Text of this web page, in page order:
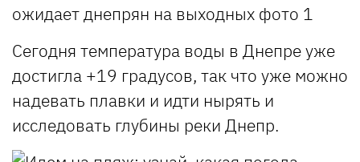
Сегодня температура воды в Днепре уже
достигла +19 градусов, так что уже можно
надевать плавки и идти нырять и
исследовать глубины реки Днепр.